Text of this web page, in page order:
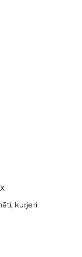
kurjeri